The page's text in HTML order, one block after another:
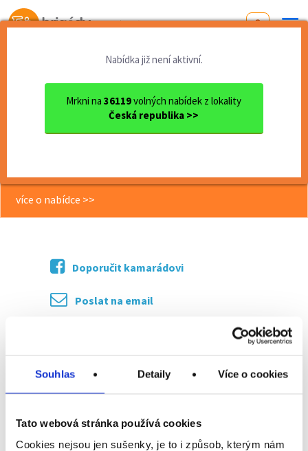
Souhlas Detaily Více o cookies
Tato webová stránka používá cookies
Cookies nejsou jen sušenky, je to i způsob, kterým nám
Od první brigády
Nabídka již není aktivní.
Mrkni na36119volných nabídek z lokality
Česká republika >>
Olomoucký kraj
Olomouc
Buď náš obchodník/ce - atra...
Buď náš obchodník/ce - atraktivní
více o nabídce >>
Doporučit kamarádovi
Poslat na email
Zpět